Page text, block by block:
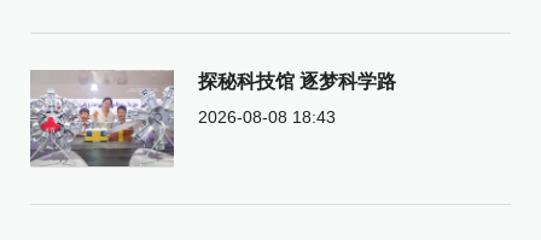
探秘科技馆 逐梦科学路
2026-08-08 18:43